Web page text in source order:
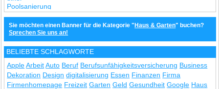
Sie möchten einen Banner für die Kategorie " Haus & Garten" buchen?
Sprechen Sie uns an!
BELIEBTE SCHLAGWORTE
Apple Arbeit Auto Beruf Berufsunfähigkeitsversicherung Business
Dekoration Design digitalisierung Essen Finanzen Firma
Firmenhomepage Freizeit Garten Geld Gesundheit Google Haus